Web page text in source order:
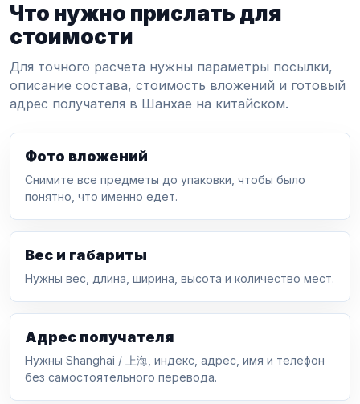
Что нужно прислать для
стоимости
Для точного расчета нужны параметры посылки,
описание состава, стоимость вложений и готовый
адрес получателя в Шанхае на китайском.
Фото вложений
Снимите все предметы до упаковки, чтобы было
понятно, что именно едет.
Вес и габариты
Нужны вес, длина, ширина, высота и количество мест.
Адрес получателя
Нужны Shanghai / 上海, индекс, адрес, имя и телефон
без самостоятельного перевода.